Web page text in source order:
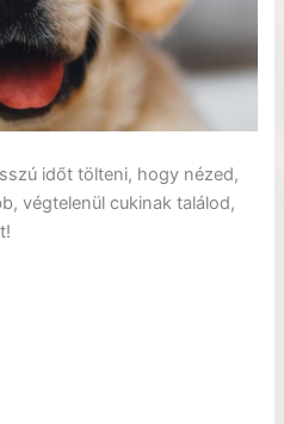
időt tölteni, hogy nézed,
végtelenül cukinak találod,